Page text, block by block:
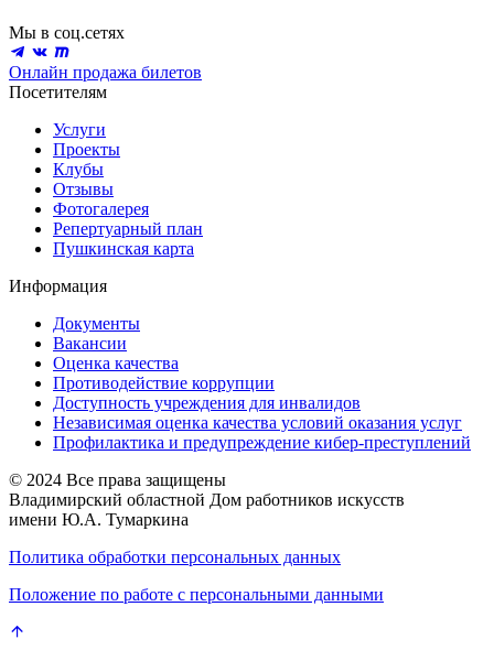
Мы в соц.сетях
Онлайн продажа билетов
Посетителям
Услуги
Проекты
Клубы
Отзывы
Фотогалерея
Репертуарный план
Пушкинская карта
Информация
Документы
Вакансии
Оценка качества
Противодействие коррупции
Доступность учреждения для инвалидов
Независимая оценка качества условий оказания услуг
Профилактика и предупреждение кибер-преступлений
© 2024 Все права защищены
Владимирский областной Дом работников искусств
имени Ю.А. Тумаркина
Политика обработки персональных данных
Положение по работе с персональными данными